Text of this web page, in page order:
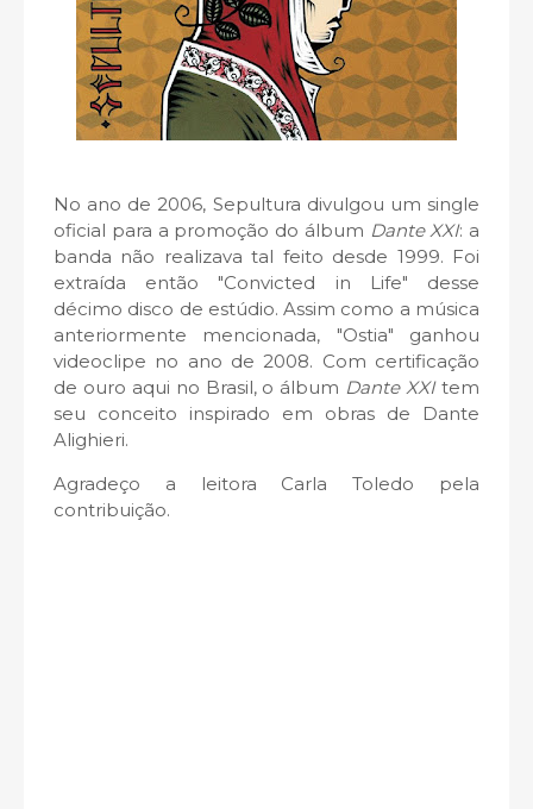
No ano de 2006, Sepultura divulgou um single
oficial para a promoção do álbum Dante XXI: a
banda não realizava tal feito desde 1999. Foi
extraída então "Convicted in Life" desse
décimo disco de estúdio. Assim como a música
anteriormente mencionada, "Ostia" ganhou
videoclipe no ano de 2008. Com certificação
de ouro aqui no Brasil, o álbum Dante XXItem
seu conceito inspirado em obras de Dante
Alighieri.
Agradeço a leitora Carla Toledo pela
contribuição.